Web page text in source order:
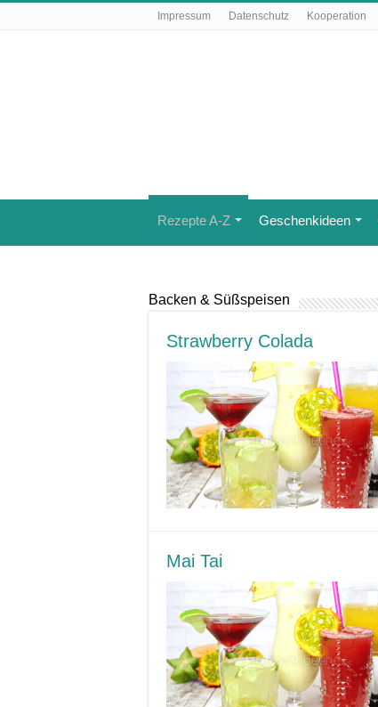
Impressum Datenschutz Kooperation
Rezepte A-Z Geschenkideen
Backen & Süßspeisen
Strawberry Colada
Mai Tai